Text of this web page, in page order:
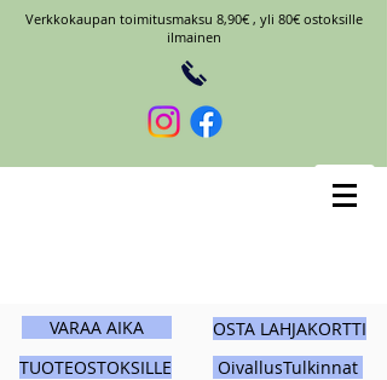
Verkkokaupan toimitusmaksu 8,90€ , yli 80€ ostoksille
ilmainen
VARAA AIKA
TUOTEOSTOKSILLE
OSTA LAHJAKORTTI
OivallusTulkinnat